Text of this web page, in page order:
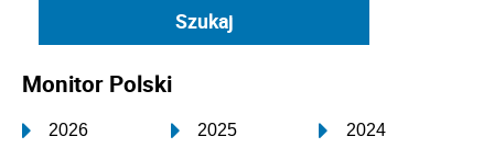
Monitor Polski
2026 2025 2024